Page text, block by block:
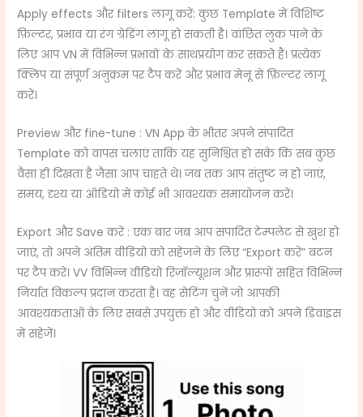
Apply effects और filters लागू करें: कुछ Template में विशिष्ट
फ़िल्टर, प्रभाव या रंग ग्रेडिंग लागू हो सकती है। वांछित लुक पाने के
लिए आप VN में विभिन्न प्रभावों के साथप्रयोग कर सकते हैं। प्रत्येक
क्लिप या संपूर्ण अनुक्रम पर टैप करें और प्रभाव मेनू से फ़िल्टर लागू
करें।
Preview और fine-tune : VN App के भीतर अपने संपादित
Template को वापस चलाएं ताकि यह सुनिश्चित हो सके कि सब कुछ
वैसा ही दिखता है जैसा आप चाहते थे। जब तक आप संतुष्ट न हो जाएं,
समय, दृश्य या ऑडियो में कोई भी आवश्यक समायोजन करें।
Export और Save करें : एक बार जब आप संपादित टेम्पलेट से खुश हो
जाएं, तो अपने अंतिम वीडियो को सहेजने के लिए “Export करें” बटन
पर टैप करें। VV विभिन्न वीडियो रिज़ॉल्यूशन और प्रारूपों सहित विभिन्न
निर्यात विकल्प प्रदान करता है। वह सेटिंग चुनें जो आपकी
आवश्यकताओं के लिए सबसे उपयुक्त हो और वीडियो को अपने डिवाइस
में सहेजें।